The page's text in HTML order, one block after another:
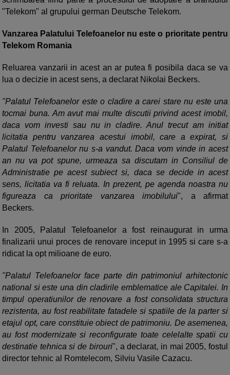
"Telekom" al grupului german Deutsche Telekom.
Vanzarea Palatului Telefoanelor nu este o prioritate pentru
Telekom Romania
Reluarea vanzarii in acest an ar putea fi posibila daca se va
lua o decizie in acest sens, a declarat Nikolai Beckers.
"Palatul Telefoanelor este o cladire a carei stare nu este una
tocmai buna. Am avut mai multe discutii privind acest imobil,
daca vom investi sau nu in cladire. Anul trecut am initiat
licitatia pentru vanzarea acestui imobil, care a expirat, si
Palatul Telefoanelor nu s-a vandut. Daca vom vinde in acest
an nu va pot spune, urmeaza sa discutam in Consiliul de
Administratie pe acest subiect si, daca se decide in acest
sens, licitatia va fi reluata. In prezent, pe agenda noastra nu
figureaza ca prioritate vanzarea imobilului", a afirmat
Beckers.
In 2005, Palatul Telefoanelor a fost reinaugurat in urma
finalizarii unui proces de renovare inceput in 1995 si care s-a
ridicat la opt milioane de euro.
"Palatul Telefoanelor face parte din patrimoniul arhitectonic
national si este una din cladirile emblematice ale Capitalei. In
timpul operatiunilor de renovare a fost consolidata structura
rezistenta, au fost reabilitate fatadele si spatiile de la parter si
etajul opt, care constituie obiect de patrimoniu. De asemenea,
au fost modernizate si reconfigurate toate celelalte spatii cu
destinatie tehnica si de birouri", a declarat, in mai 2005, fostul
director tehnic al Romtelecom, Silviu Vasile Cazacu.